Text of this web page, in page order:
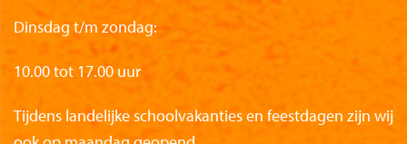
Dinsdag t/m zondag:
10.00 tot 17.00 uur
Tijdens landelijke schoolvakanties en feestdagen zijn wij